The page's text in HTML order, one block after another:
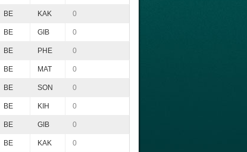
BE KAK 0
BE GIB 0
BE PHE 0
BE MAT 0
BE SON 0
BE KIH 0
BE GIB 0
BE KAK 0